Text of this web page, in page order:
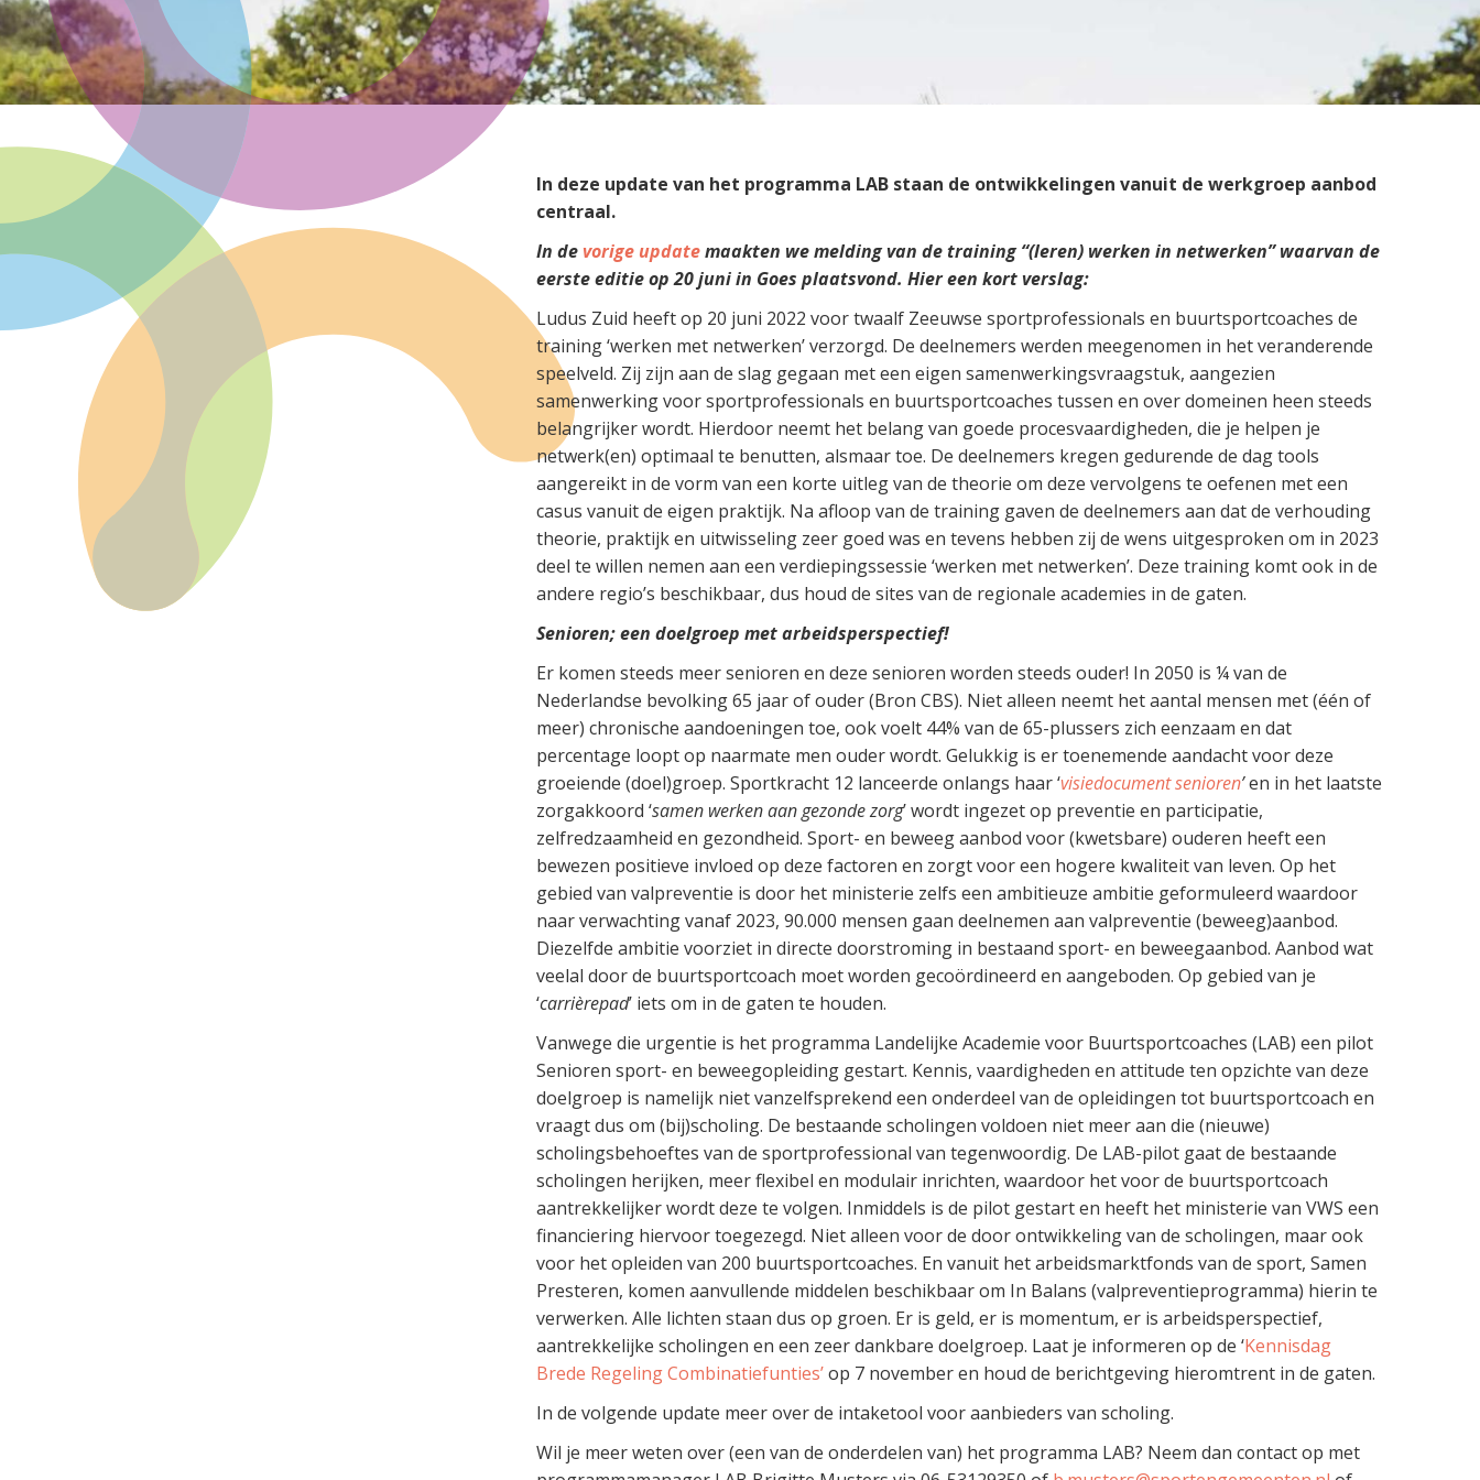
Community of Practice
In deze update van het programma LAB staan de ontwikkelingen vanuit de werkgroep aanbod
centraal.
In devorige updatemaakten we melding van de training “(leren) werken in netwerken” waarvan de
eerste editie op 20 juni in Goes plaatsvond. Hier een kort verslag:
Ludus Zuid heeft op 20 juni 2022 voor twaalf Zeeuwse sportprofessionals en buurtsportcoaches de
training ‘werken met netwerken’ verzorgd. De deelnemers werden meegenomen in het veranderende
speelveld. Zij zijn aan de slag gegaan met een eigen samenwerkingsvraagstuk, aangezien
samenwerking voor sportprofessionals en buurtsportcoaches tussen en over domeinen heen steeds
belangrijker wordt. Hierdoor neemt het belang van goede procesvaardigheden, die je helpen je
netwerk(en) optimaal te benutten, alsmaar toe. De deelnemers kregen gedurende de dag tools
aangereikt in de vorm van een korte uitleg van de theorie om deze vervolgens te oefenen met een
casus vanuit de eigen praktijk. Na afloop van de training gaven de deelnemers aan dat de verhouding
theorie, praktijk en uitwisseling zeer goed was en tevens hebben zij de wens uitgesproken om in 2023
deel te willen nemen aan een verdiepingssessie ‘werken met netwerken’. Deze training komt ook in de
andere regio’s beschikbaar, dus houd de sites van de regionale academies in de gaten.
Senioren; een doelgroep met arbeidsperspectief!
Er komen steeds meer senioren en deze senioren worden steeds ouder! In 2050 is ¼ van de
Nederlandse bevolking 65 jaar of ouder (Bron CBS). Niet alleen neemt het aantal mensen met (één of
meer) chronische aandoeningen toe, ook voelt 44% van de 65-plussers zich eenzaam en dat
percentage loopt op naarmate men ouder wordt. Gelukkig is er toenemende aandacht voor deze
groeiende (doel)groep. Sportkracht 12 lanceerde onlangs haar ‘visiedocument senioren’en in het laatste
zorgakkoord ‘samen werken aan gezonde zorg’ wordt ingezet op preventie en participatie,
zelfredzaamheid en gezondheid. Sport- en beweeg aanbod voor (kwetsbare) ouderen heeft een
bewezen positieve invloed op deze factoren en zorgt voor een hogere kwaliteit van leven. Op het
gebied van valpreventie is door het ministerie zelfs een ambitieuze ambitie geformuleerd waardoor
naar verwachting vanaf 2023, 90.000 mensen gaan deelnemen aan valpreventie (beweeg)aanbod.
Diezelfde ambitie voorziet in directe doorstroming in bestaand sport- en beweegaanbod. Aanbod wat
veelal door de buurtsportcoach moet worden gecoördineerd en aangeboden. Op gebied van je
‘carrièrepad’ iets om in de gaten te houden.
Vanwege die urgentie is het programma Landelijke Academie voor Buurtsportcoaches (LAB) een pilot
Senioren sport- en beweegopleiding gestart. Kennis, vaardigheden en attitude ten opzichte van deze
doelgroep is namelijk niet vanzelfsprekend een onderdeel van de opleidingen tot buurtsportcoach en
vraagt dus om (bij)scholing. De bestaande scholingen voldoen niet meer aan die (nieuwe)
scholingsbehoeftes van de sportprofessional van tegenwoordig. De LAB-pilot gaat de bestaande
scholingen herijken, meer flexibel en modulair inrichten, waardoor het voor de buurtsportcoach
aantrekkelijker wordt deze te volgen. Inmiddels is de pilot gestart en heeft het ministerie van VWS een
financiering hiervoor toegezegd. Niet alleen voor de door ontwikkeling van de scholingen, maar ook
voor het opleiden van 200 buurtsportcoaches. En vanuit het arbeidsmarktfonds van de sport, Samen
Presteren, komen aanvullende middelen beschikbaar om In Balans (valpreventieprogramma) hierin te
verwerken. Alle lichten staan dus op groen. Er is geld, er is momentum, er is arbeidsperspectief,
aantrekkelijke scholingen en een zeer dankbare doelgroep. Laat je informeren op de ‘Kennisdag
Brede Regeling Combinatiefunties’op 7 november en houd de berichtgeving hieromtrent in de gaten.
In de volgende update meer over de intaketool voor aanbieders van scholing.
Wil je meer weten over (een van de onderdelen van) het programma LAB? Neem dan contact op met